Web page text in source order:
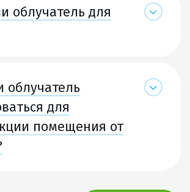
облучатель для
облучатель
для
помещения от